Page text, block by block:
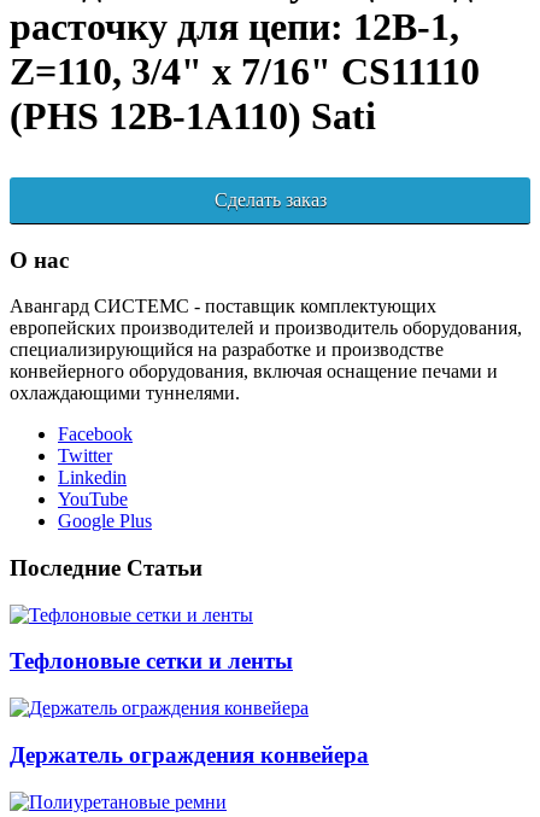
расточку для цепи: 12B-1,
Z=110, 3/4" x 7/16" CS11110
(PHS 12B-1A110) Sati
Сделать заказ
О нас
Авангард СИСТЕМС - поставщик комплектующих
европейских производителей и производитель оборудования,
специализирующийся на разработке и производстве
конвейерного оборудования, включая оснащение печами и
охлаждающими туннелями.
Facebook
Twitter
Linkedin
YouTube
Google Plus
Последние Статьи
Тефлоновые сетки и ленты
Держатель ограждения конвейера